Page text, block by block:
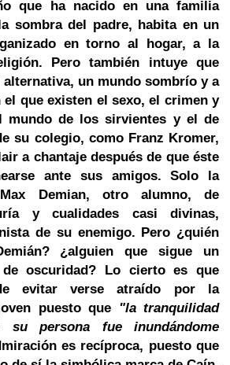
que ha nacido en una familia
sombra del padre, habita en un
en torno al hogar, a la
Pero también intuye que
un mundo sombrío y a
el que existen el sexo, el crimen y
mundo de los sirvientes y el de
su colegio, como Franz Kromer,
a chantaje después de que éste
ante sus amigos. Solo la
Demian, otro alumno, de
y cualidades casi divinas,
de su enemigo. Pero ¿quién
¿alguien que sigue un
oscuridad? Lo cierto es que
evitar verse atraído por la
puesto que "la tranquilidad
su persona fue inundándome
es recíproca, puesto que